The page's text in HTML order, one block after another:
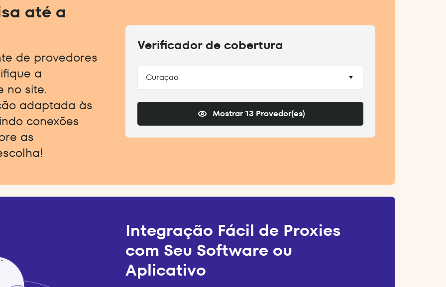
até a
de provedores
a
no site.
adaptada às
conexões
as
Verificador de cobertura
Curaçao
Mostrar 13 Provedor(es)
Integração Fácil de Proxies
com Seu Software ou
Aplicativo